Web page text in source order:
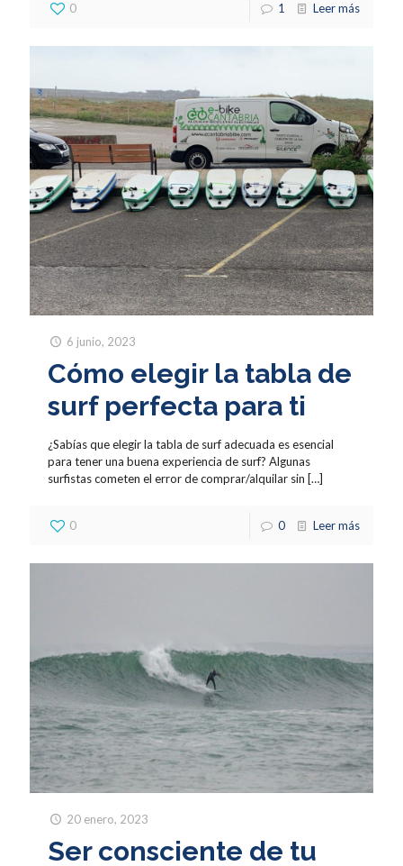
0 1 Leer más
6 junio, 2023
Cómo elegir la tabla de
surf perfecta para ti
¿Sabías que elegir la tabla de surf adecuada es esencial
para tener una buena experiencia de surf? Algunas
surfistas cometen el error de comprar/alquilar sin […]
0 0 Leer más
20 enero, 2023
Ser consciente de tu